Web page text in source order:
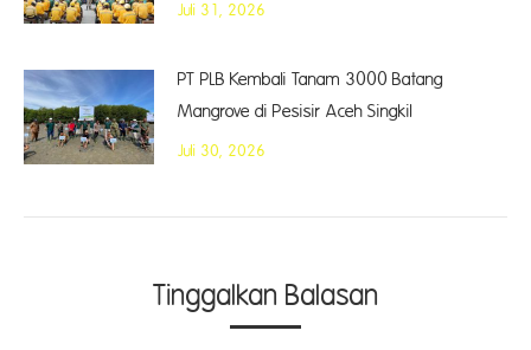
Juli 31, 2026
PT PLB Kembali Tanam 3000 Batang
Mangrove di Pesisir Aceh Singkil
Juli 30, 2026
Tinggalkan Balasan